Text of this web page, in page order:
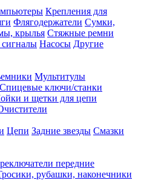
Крепления для
Флягодержатели Сумки,
крылья Стяжные ремни
Насосы Другие
Мультитулы
Спицевые ключи/станки
и щетки для цепи
Цепи Задние звезды Смазки
передние
рубашки, наконечники